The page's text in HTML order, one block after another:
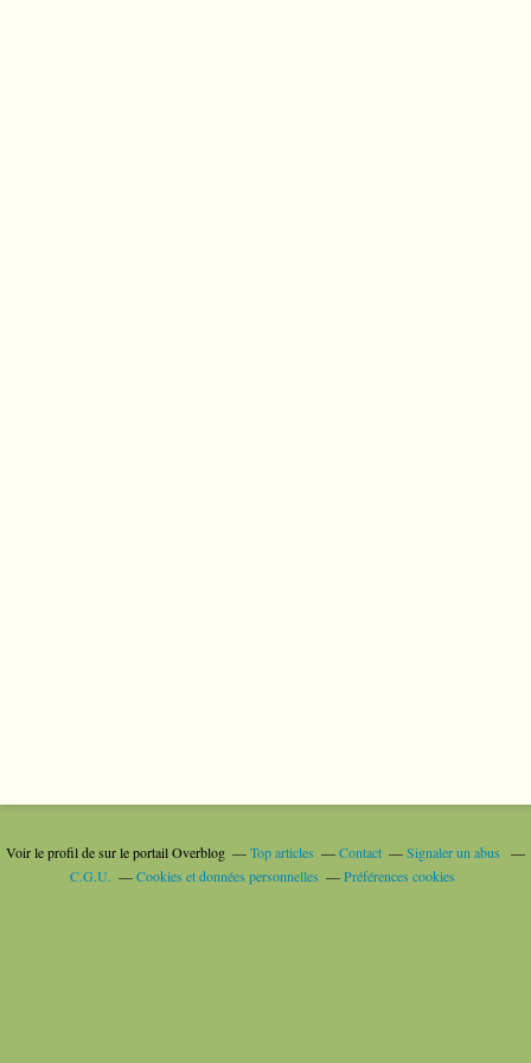
Voir le profil desur le portail Overblog Top articles Contact
Signaler un abus
C.G.U.
Cookies et données personnelles Préférences cookies